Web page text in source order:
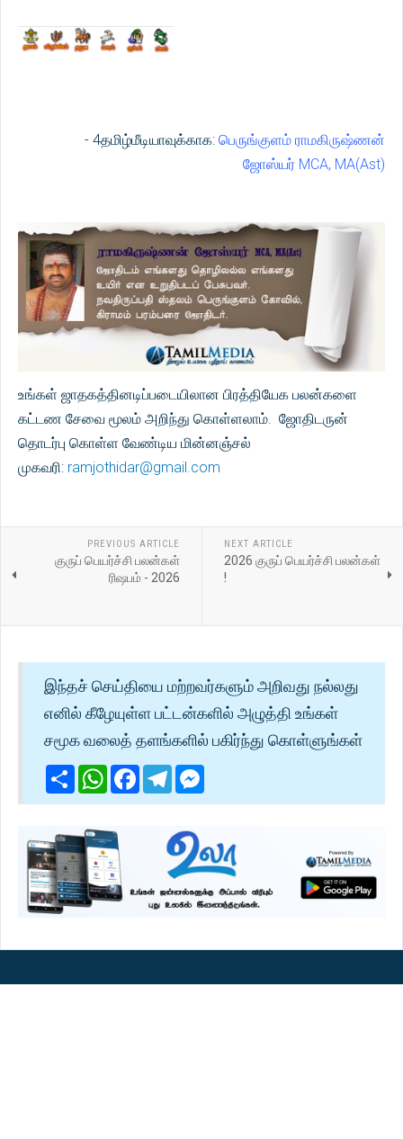
- 4தமிழ்மீடியாவுக்காக: பெருங்குளம் ராமகிருஷ்ணன்
ஜோஸ்யர் MCA, MA(Ast)
உங்கள் ஜாதகத்தினடிப்படையிலான பிரத்தியேக பலன்களை
கட்டண சேவை மூலம் அறிந்து கொள்ளலாம். ஜோதிடருன்
தொடர்பு கொள்ள வேண்டிய மின்னஞ்சல்
முகவரி: ramjothidar@gmail.com
PREVIOUS ARTICLE
குருப் பெயர்ச்சி பலன்கள்
ரிஷபம் - 2026
NEXT ARTICLE
2026 குருப் பெயர்ச்சி பலன்கள்
!
இந்தச் செய்தியை மற்றவர்களும் அறிவது நல்லது
எனில் கீழேயுள்ள பட்டன்களில் அழுத்தி உங்கள்
சமூக வலைத் தளங்களில் பகிர்ந்து கொள்ளுங்கள்
ShareWhatsApp
Facebook
Telegram